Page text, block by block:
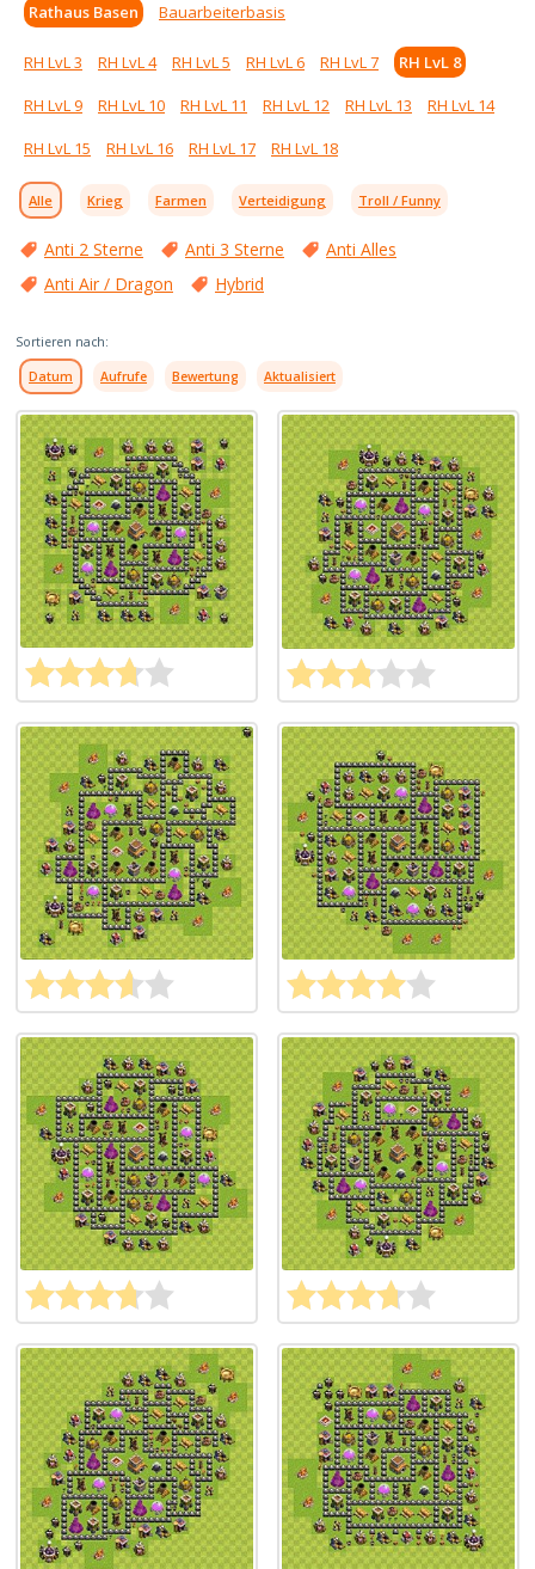
Rathaus Basen Bauarbeiterbasis
RH LvL 3 RH LvL 4 RH LvL 5 RH LvL 6 RH LvL 7
RH LvL 8
RH LvL 9
RH LvL 10 RH LvL 11 RH LvL 12 RH LvL 13
RH LvL 14
RH LvL 15
RH LvL 16 RH LvL 17 RH LvL 18
Alle Krieg Farmen Verteidigung Troll / Funny
Anti 2 Sterne Anti 3 Sterne
Anti Alles
Anti Air / Dragon
Hybrid
Sortieren nach:
Datum Aufrufe Bewertung Aktualisiert